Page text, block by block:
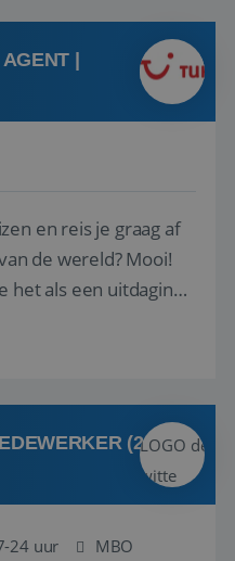
|
en reis je graag af
de wereld? Mooi!
het als een uitdaging
van de perfecte
gevoegd...
(24-32
24 uur MBO